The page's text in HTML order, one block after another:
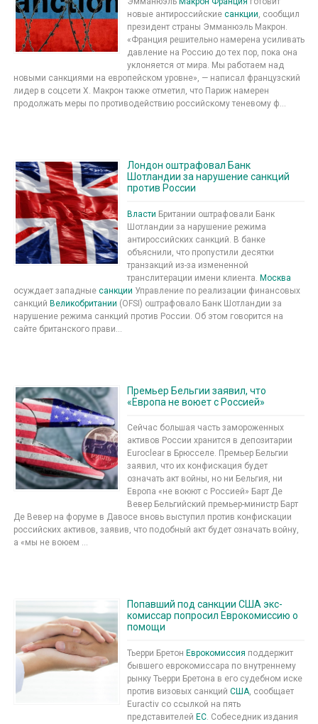
новые антироссийские санкции, сообщил
президент страны Эмманюэль Макрон.
«Франция решительно намерена усиливать
давление на Россию до тех пор, пока она
уклоняется от мира. Мы работаем над
новыми санкциями на европейском уровне», — написал французский
лидер в соцсети X. Макрон также отметил, что Париж намерен
продолжать меры по противодействию российскому теневому ф...
Лондон оштрафовал Банк
Шотландии за нарушение санкций
против России
Власти Британии оштрафовали Банк
Шотландии за нарушение режима
антироссийских санкций. В банке
объяснили, что пропустили десятки
транзакций из-за измененной
транслитерации имени клиента. Москва
осуждает западные санкции Управление по реализации финансовых
санкций Великобритании (OFSI) оштрафовало Банк Шотландии за
нарушение режима санкций против России. Об этом говорится на
сайте британского прави...
Премьер Бельгии заявил, что
«Европа не воюет с Россией»
Сейчас большая часть замороженных
активов России хранится в депозитарии
Euroclear в Брюсселе. Премьер Бельгии
заявил, что их конфискация будет
означать акт войны, но ни Бельгия, ни
Европа «не воюют с Россией» Барт Де
Вевер Бельгийский премьер-министр Барт
Де Вевер на форуме в Давосе вновь выступил против конфискации
российских активов, заявив, что подобный акт будет означать войну,
а «мы не воюем ...
Попавший под санкции США экс-
комиссар попросил Еврокомиссию о
помощи
Тьерри Бретон Еврокомиссия поддержит
бывшего еврокомиссара по внутреннему
рынку Тьерри Бретона в его судебном иске
против визовых санкций США, сообщает
Euractiv со ссылкой на пять
представителей ЕС. Собеседник издания